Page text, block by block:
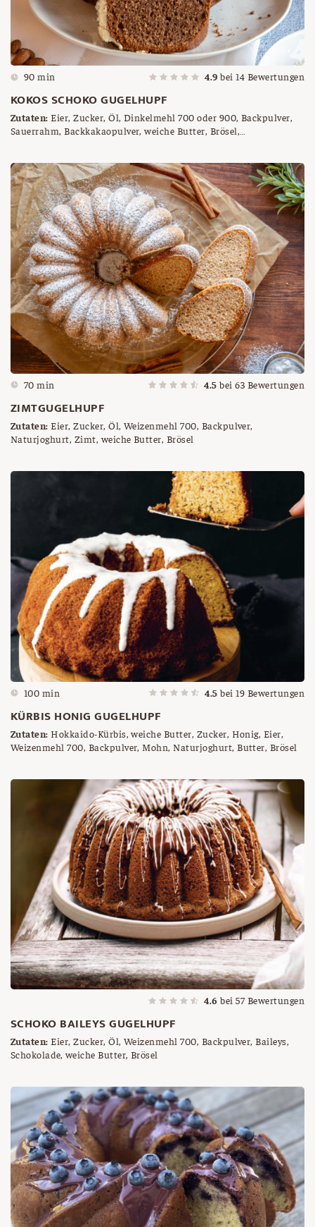
90 min 4.9 bei14 Bewertungen
KOKOS SCHOKO GUGELHUPF
Zutaten: Eier, Zucker, Öl, Dinkelmehl 700 oder 900, Backpulver,
Sauerrahm, Backkakaopulver, weiche Butter, Brösel,
70 min 4.5 bei63 Bewertungen
ZIMTGUGELHUPF
Zutaten: Eier, Zucker, Öl, Weizenmehl 700, Backpulver,
Naturjoghurt, Zimt, weiche Butter, Brösel
100 min 4.5 bei19 Bewertungen
KÜRBIS HONIG GUGELHUPF
Zutaten: Hokkaido-Kürbis, weiche Butter, Zucker, Honig, Eier,
Weizenmehl 700, Backpulver, Mohn, Naturjoghurt, Butter, Brösel
4.6 bei57Bewertungen
SCHOKO BAILEYS GUGELHUPF
Zutaten: Eier, Zucker, Öl, Weizenmehl 700, Backpulver, Baileys,
Schokolade, weiche Butter, Brösel